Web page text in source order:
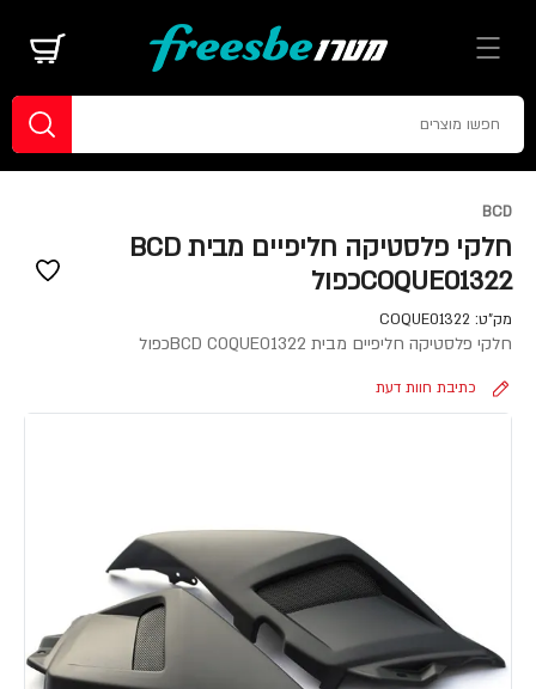
BCD
חלקי פלסטיקה חליפיים מבית BCD
COQUE01322כפול
מק"ט: COQUE01322
חלקי פלסטיקה חליפיים מבית BCD COQUE01322כפול
כתיבת חוות דעת